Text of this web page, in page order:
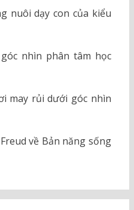
nuôi dạy con của kiểu
nhìn phân tâm học
may rủi dưới góc nhìn
về Bản năng sống